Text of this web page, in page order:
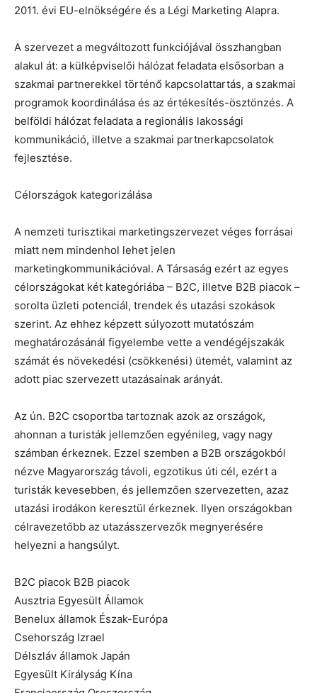
2011. évi EU-elnökségére és a Légi Marketing Alapra.
A szervezet a megváltozott funkciójával összhangban
alakul át: a külképviselői hálózat feladata elsősorban a
szakmai partnerekkel történő kapcsolattartás, a szakmai
programok koordinálása és az értékesítés-ösztönzés. A
belföldi hálózat feladata a regionális lakossági
kommunikáció, illetve a szakmai partnerkapcsolatok
fejlesztése.
Célországok kategorizálása
A nemzeti turisztikai marketingszervezet véges forrásai
miatt nem mindenhol lehet jelen
marketingkommunikációval. A Társaság ezért az egyes
célországokat két kategóriába – B2C, illetve B2B piacok –
sorolta üzleti potenciál, trendek és utazási szokások
szerint. Az ehhez képzett súlyozott mutatószám
meghatározásánál figyelembe vette a vendégéjszakák
számát és növekedési (csökkenési) ütemét, valamint az
adott piac szervezett utazásainak arányát.
Az ún. B2C csoportba tartoznak azok az országok,
ahonnan a turisták jellemzően egyénileg, vagy nagy
számban érkeznek. Ezzel szemben a B2B országokból
nézve Magyarország távoli, egzotikus úti cél, ezért a
turisták kevesebben, és jellemzően szervezetten, azaz
utazási irodákon keresztül érkeznek. Ilyen országokban
célravezetőbb az utazásszervezők megnyerésére
helyezni a hangsúlyt.
B2C piacok B2B piacok
Ausztria Egyesült Államok
Benelux államok Észak-Európa
Csehország Izrael
Délszláv államok Japán
Egyesült Királyság Kína